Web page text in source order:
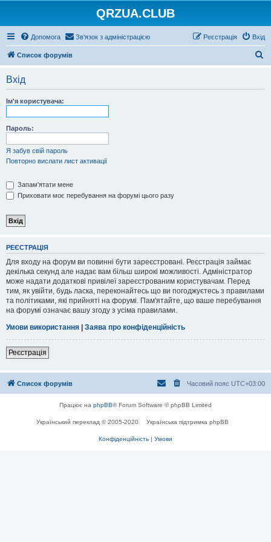
QRZUA.CLUB
Допомога Зв'язок з адміністрацією Вхід
Реєстрація
Список форумів
Вхід
Ім'я користувача:
Пароль:
Я забув свій пароль
Повторно вислати лист активації
Запам'ятати мене
Приховати моє перебування на форумі цього разу
РЕЄСТРАЦІЯ
Для входу на форум ви повинні бути зареєстровані. Реєстрація займає
декілька секунд але надає вам більш широкі можливості. Адміністратор
може надати додаткові привілеї зареєстрованим користувачам. Перед
тим, як увійти, будь ласка, переконайтесь що ви погоджуєтесь з правилами
та політиками, які прийняті на форумі. Пам'ятайте, що ваше перебування
на форумі означає вашу згоду з усіма правилами.
Умови використання | Заява про конфіденційність
Реєстрація
Список форумів Часовий пояс UTC+03:00
Працює на phpBB® Forum Software © phpBB Limited
Український переклад © 2005-2020 Українська підтримка phpBB
Конфіденційність | Умови